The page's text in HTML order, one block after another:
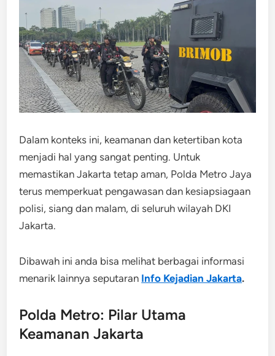
Dalam konteks ini, keamanan dan ketertiban kota
menjadi hal yang sangat penting. Untuk
memastikan Jakarta tetap aman, Polda Metro Jaya
terus memperkuat pengawasan dan kesiapsiagaan
polisi, siang dan malam, di seluruh wilayah DKI
Jakarta.
Dibawah ini anda bisa melihat berbagai informasi
menarik lainnya seputaran Info Kejadian Jakarta.
Polda Metro: Pilar Utama
Keamanan Jakarta